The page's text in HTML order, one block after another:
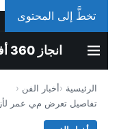
تخطَّ إلى المحتوى
الإثنين، 10 أغسطس 2026
انجاز 360 أفضل موقع معلوماتي
الرئيسية
أخبار الفن
تفاصيل تعرض مي عمر